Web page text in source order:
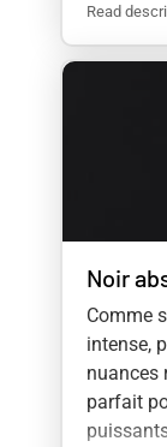
Read
Noir
Comme
intense,
nuances
parfait